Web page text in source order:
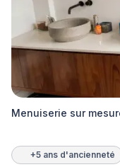
Menuiserie sur
+5 ans d'ancienneté